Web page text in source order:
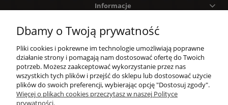
Informacje
Pomoc
Zakupy
Twoje konto
Dbamy o Twoją prywatność
Pliki cookies i pokrewne im technologie umożliwiają poprawne
działanie strony i pomagają nam dostosować ofertę do Twoich
potrzeb. Możesz zaakceptować wykorzystanie przez nas
wszystkich tych plików i przejść do sklepu lub dostosować użycie
plików do swoich preferencji, wybierając opcję "Dostosuj zgody".
Więcej o plikach cookies przeczytasz w naszej Polityce
prywatności.